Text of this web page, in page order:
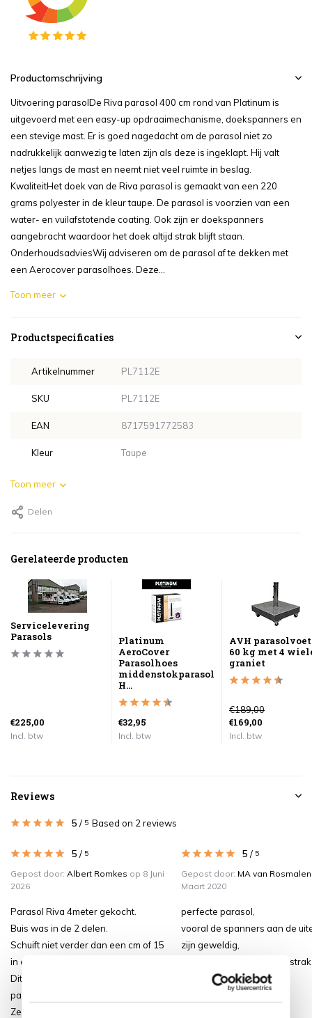
Productomschrijving
Uitvoering parasolDe Riva parasol 400 cm rond van Platinum is
uitgevoerd met een easy-up opdraaimechanisme, doekspanners en
een stevige mast. Er is goed nagedacht om de parasol niet zo
nadrukkelijk aanwezig te laten zijn als deze is ingeklapt. Hij valt
netjes langs de mast en neemt niet veel ruimte in beslag.
KwaliteitHet doek van de Riva parasol is gemaakt van een 220
grams polyester in de kleur taupe. De parasol is voorzien van een
water- en vuilafstotende coating. Ook zijn er doekspanners
aangebracht waardoor het doek altijd strak blijft staan.
OnderhoudsadviesWij adviseren om de parasol af te dekken met
een Aerocover parasolhoes. Deze...
Toon meer
Productspecificaties
Artikelnummer PL7112E
SKU PL7112E
EAN 8717591772583
Kleur Taupe
Toon meer
Delen
Gerelateerde producten
Servicelevering
Parasols
€225,00
Incl. btw
Platinum
AeroCover
Parasolhoes
middenstokparasol
H...
€32,95
Incl. btw
AVH parasolvoet
60 kg met 4
graniet
€189,00
€169,00
Incl. btw
Reviews
5 / 5 Based on 2 reviews
5 / 5
Gepost door: Albert Romkes op 8 Juni
2026
Parasol Riva 4meter gekocht.
Buis was in de 2 delen.
Schuift niet verder dan een cm of 15
in elkaar.
Dit is veel tekort voor zo'n grote
parasol.
Zelf verstevigd door een stuk pijp.aan
5 / 5
Gepost door: MA van Rosmalen
Maart 2020
perfecte parasol,
vooral de spanners aan de
zijn geweldig,
het doek staat altijd mooi
kortom, een aanrader!